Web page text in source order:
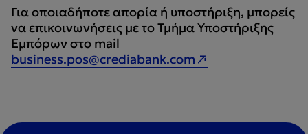
Για οποιαδήποτε απορία ή υποστήριξη, μπορείς
να επικοινωνήσεις με το Τμήμα Υποστήριξης
Εμπόρων στο mail
business.pos@crediabank.com